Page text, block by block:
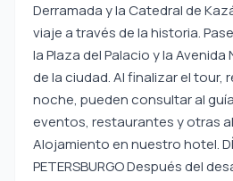
Derramada y la Catedral de
viaje a través de la historia.
la Plaza del Palacio y la
de la ciudad. Al finalizar el tour,
noche, pueden consultar al
eventos, restaurantes y otras
Alojamiento en nuestro hotel.
PETERSBURGO Después del